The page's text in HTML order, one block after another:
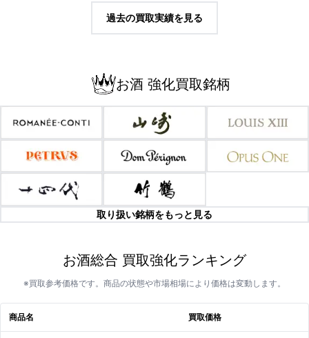
過去の買取実績を見る
お酒 強化買取銘柄
取り扱い銘柄をもっと見る
お酒総合 買取強化ランキング
※買取参考価格です。商品の状態や市場相場により価格は変動します。
商品名 買取価格